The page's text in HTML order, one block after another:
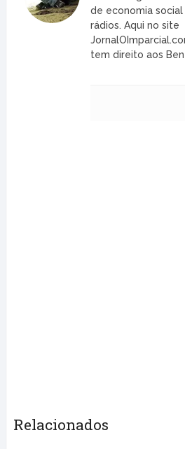
de economia
rádios. Aqui no site
tem direito aos
Relacionados